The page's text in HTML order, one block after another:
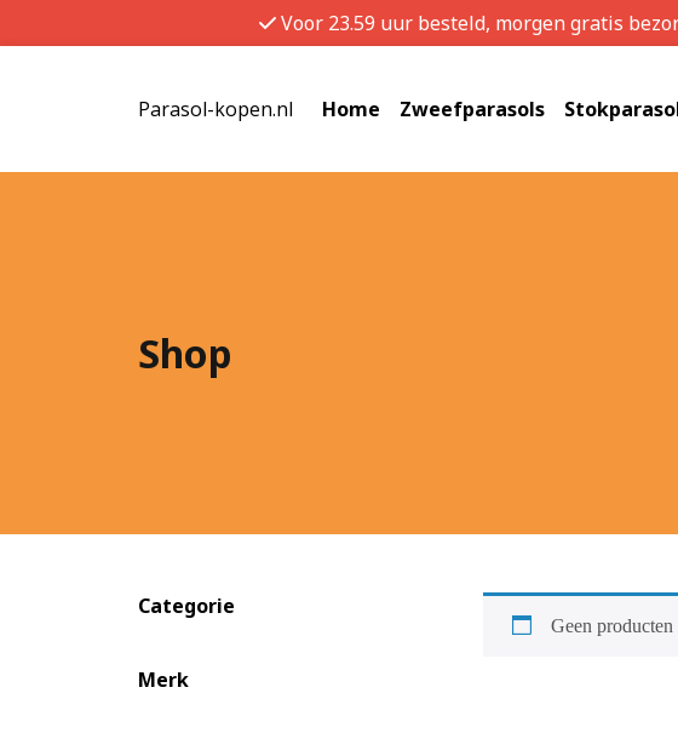
Voor 23.59 uur besteld, morgen gratis
Parasol-kopen.nl Home Zweefparasols
Shop
Categorie
Merk
Geen